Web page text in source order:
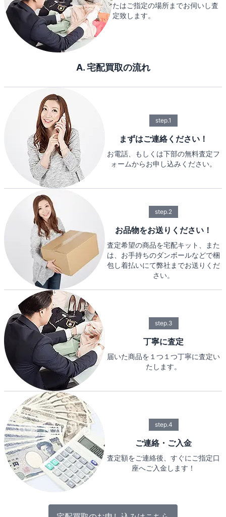
たはご指定の場所までお伺いし査
定致します。
A. 宅配買取の流れ
step.1
まずはご連絡ください！
お電話、もしくは下部の無料査定フ
ォームからお申し込みください。
step.2
お品物をお送りください！
査定希望の商品を宅配キット、また
は、お手持ちのダンボールなどで梱
包し着払いにて弊社までお送りくだ
さい。
step.3
丁寧に査定
届いた商品を１つ１つ丁寧に査定い
たします。
step.4
ご連絡・ご入金
査定額をご連絡後、すぐにご指定口
座へご入金します！